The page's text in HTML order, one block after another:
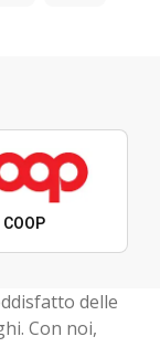
COOP
delle
Con noi,